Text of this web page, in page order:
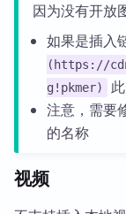
因为没有开放
如果是插入
(https://
g!pkmer)
注意，需要
的名称
视频